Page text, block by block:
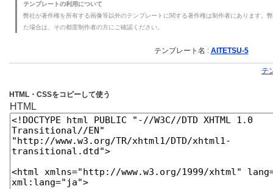
テンプレートの利用について
弊社が著作権を所有する画像等以外のテンプレートに関する著作権は制作者にあります。
た場合は、その都度制作者の方にご確認ください。
テンプレート名 : AITETSU-5
テ
HTML・CSSをコピーして使う
HTML